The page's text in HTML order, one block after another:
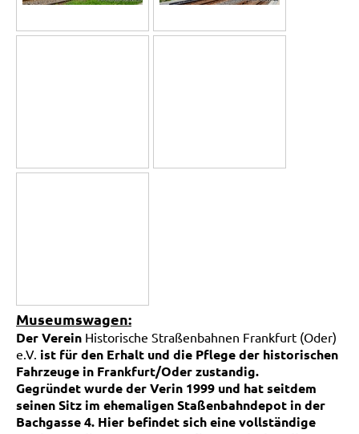
Museumswagen:
Der Verein Historische Straßenbahnen Frankfurt (Oder)
e.V. ist für den Erhalt und die Pflege der historischen
Fahrzeuge in Frankfurt/Oder zustandig.
Gegründet wurde der Verin 1999 und hat seitdem
seinen Sitz im ehemaligen Staßenbahndepot in der
Bachgasse 4. Hier befindet sich eine vollständige